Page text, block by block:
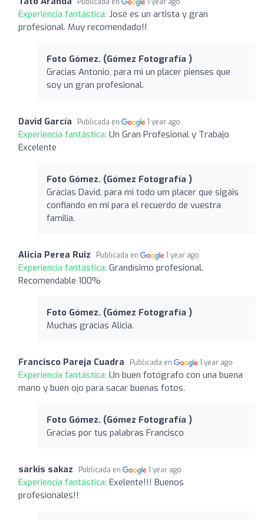
Experiencia fantástica: José es un artista y gran
profesional. Muy recomendado!!
Foto Gómez. (Gómez Fotografía )
Gracias Antonio, para mi un placer pienses que
soy un gran profesional.
David García Publicada en 1 year ago
Experiencia fantástica: Un Gran Profesional y Trabajo
Excelente
Foto Gómez. (Gómez Fotografía )
Gracias David, para mi todo um placer que sigáis
confiando en mi para el recuerdo de vuestra
familia.
Alicia Perea Ruiz Publicada en 1 year ago
Experiencia fantástica: Grandísimo profesional.
Recomendable 100%
Foto Gómez. (Gómez Fotografía )
Muchas gracias Alicia.
Francisco Pareja Cuadra Publicada en 1 year ago
Experiencia fantástica: Un buen fotógrafo con una buena
mano y buen ojo para sacar buenas fotos.
Foto Gómez. (Gómez Fotografía )
Gracias por tus palabras Francisco
sarkis sakaz Publicada en 1 year ago
Experiencia fantástica: Exelente!!! Buenos
profesionales!!